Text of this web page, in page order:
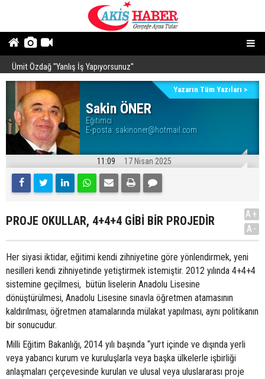
İzzet Ulvi Yönter sessizliğini bozdu
Ümit Özdağ ''Yanlış İş Yapıyorsunuz''
Sakin ÖNER
Eğitimci
E-posta: sakinoner@hotmail.com
Yazarın Tüm Yazıları >
11:09 17 Nisan 2025
PROJE OKULLAR, 4+4+4 GİBİ BİR PROJEDİR
A+
A-
Her siyasi iktidar, eğitimi kendi zihniyetine göre yönlendirmek, yeni
nesilleri kendi zihniyetinde yetiştirmek istemiştir. 2012 yılında 4+4+4
sistemine geçilmesi, bütün liselerin Anadolu Lisesine
dönüştürülmesi, Anadolu Lisesine sınavla öğretmen atamasının
kaldırılması, öğretmen atamalarında mülakat yapılması, aynı politikanın
bir sonucudur.
Milli Eğitim Bakanlığı, 2014 yılı başında “yurt içinde ve dışında yerli
veya yabancı kurum ve kuruluşlarla veya başka ülkelerle işbirliği
anlaşmaları çerçevesinde kurulan ve ulusal veya uluslararası proje